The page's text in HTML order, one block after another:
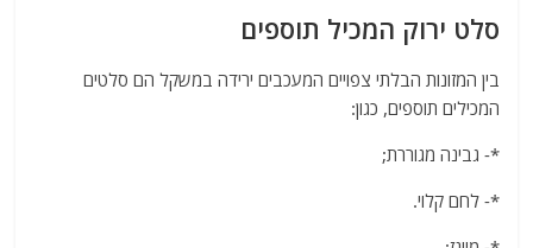
סלט ירוק המכיל תוספים
בין המזונות הבלתי צפויים המעכבים ירידה במשקל הם סלטים
המכילים תוספים, כגון:
*- גבינה מגוררת;
*- לחם קלוי.